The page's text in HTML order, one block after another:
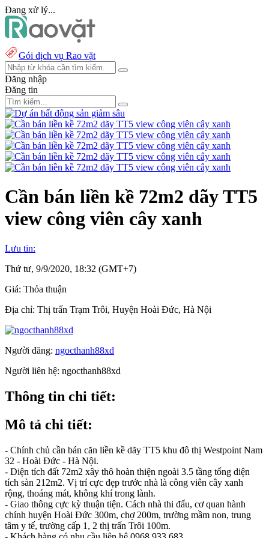
Đang xử lý...
Gói dịch vụ Rao vặt
Đăng nhập
Đăng tin
Cần bán liền kề 72m2 dãy TT5
view công viên cây xanh
Lưu tin:
Thứ tư, 9/9/2020, 18:32 (GMT+7)
Giá: Thỏa thuận
Địa chỉ: Thị trấn Trạm Trôi, Huyện Hoài Đức, Hà Nội
Người đăng: ngocthanh88xd
Người liên hệ: ngocthanh88xd
Thông tin chi tiết:
Mô tả chi tiết:
- Chính chủ cần bán căn liền kề dãy TT5 khu đô thị Westpoint Nam
32 - Hoài Đức - Hà Nội.
- Diện tích đất 72m2 xây thô hoàn thiện ngoài 3.5 tầng tổng diện
tích sàn 212m2. Vị trí cực đẹp trước nhà là công viên cây xanh
rộng, thoáng mát, không khí trong lành.
- Giao thông cực kỳ thuận tiện. Cách nhà thi đấu, cơ quan hành
chính huyện Hoài Đức 300m, chợ 200m, trường mầm non, trung
tâm y tế, trường cấp 1, 2 thị trấn Trôi 100m.